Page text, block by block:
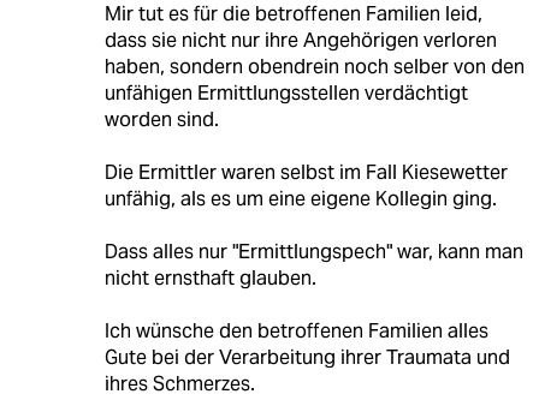
Mir tut es für die betroffenen Familien leid,
dass sie nicht nur ihre Angehörigen verloren
haben, sondern obendrein noch selber von den
unfähigen Ermittlungsstellen verdächtigt
worden sind.
Die Ermittler waren selbst im Fall Kiesewetter
unfähig, als es um eine eigene Kollegin ging.
Dass alles nur "Ermittlungspech" war, kann man
nicht ernsthaft glauben.
Ich wünsche den betroffenen Familien alles
Gute bei der Verarbeitung ihrer Traumata und
ihres Schmerzes.